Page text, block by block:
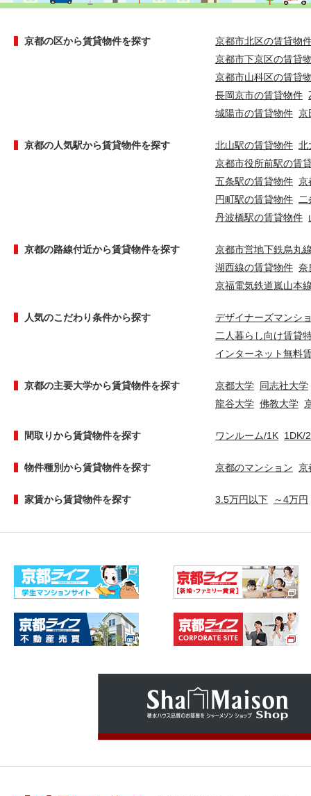
京都の区から賃貸物件を探す
京都市北区の賃貸物
京都市下京区の賃貸
京都市山科区の賃貸
長岡京市の賃貸物件
城陽市の賃貸物件 京
京都の人気駅から賃貸物件を探す 北山駅の賃貸物件 北
京都市役所前駅の賃
五条駅の賃貸物件 京
円町駅の賃貸物件
丹波橋駅の賃貸物件
京都の路線付近から賃貸物件を探す
京都市営地下鉄烏丸
湖西線の賃貸物件 奈
京福電気鉄道嵐山本
人気のこだわり条件から探す
デザイナーズマンシ
二人暮らし向け賃貸
インターネット無料
京都の主要大学から賃貸物件を探す 京都大学 同志社大学
龍谷大学 佛教大学
間取りから賃貸物件を探す ワンルーム/1K 1DK/
物件種別から賃貸物件を探す 京都のマンション 京
家賃から賃貸物件を探す 3.5万円以下 ～4万円